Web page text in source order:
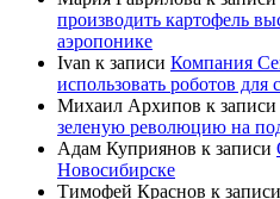
производить картофель
аэропонике
Ivan к записи Компания
использовать роботов
Михаил Архипов к записи
зеленую революцию на
Адам Куприянов к записи
Новосибирске
Тимофей Краснов к записи